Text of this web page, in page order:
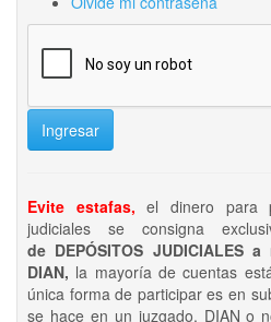
Ingresar
Evite estafas, el dinero para
judiciales se consigna
de DEPÓSITOS JUDICIALES
DIAN, la mayoría de cuentas
única forma de participar es en
se hace en un juzgado, DIAN o